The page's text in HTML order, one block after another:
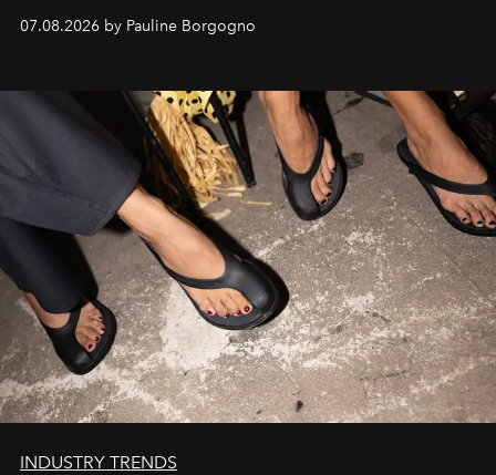
d'exception composent un véritable voyage sensoriel.
07.08.2026 by Pauline Borgogno
INDUSTRY TRENDS